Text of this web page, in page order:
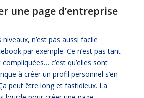
une page d’entreprise
n’est pas aussi facile
par exemple. Ce n’est pas tant
c’est qu’elles sont
à créer un profil personnel s’en
peut être long et fastidieux. La